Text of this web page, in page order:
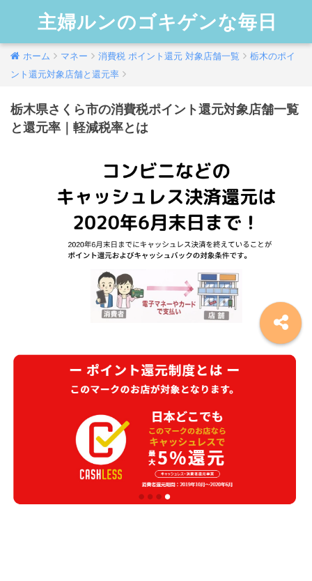
主婦ルンのゴキゲンな毎日
ホーム マネー 消費税 ポイント還元 対象店舗一覧
栃木のポイ
ント還元対象店舗と還元率
栃木県さくら市の消費税ポイント還元対象店舗一覧
と還元率｜軽減税率とは